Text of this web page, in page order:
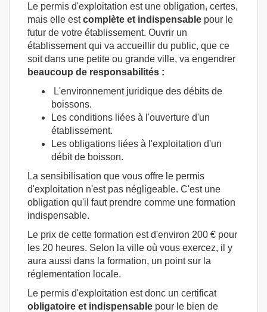
Le permis d'exploitation est une obligation, certes,
mais elle estcomplète et indispensable pour le
futur de votre établissement. Ouvrir un
établissement qui va accueillir du public, que ce
soit dans une petite ou grande ville, va engendrer
beaucoup de responsabilités :
L'environnement juridique des débits de
boissons.
Les conditions liées à l'ouverture d'un
établissement.
Les obligations liées à l'exploitation d'un
débit de boisson.
La sensibilisation que vous offre le permis
d'exploitation n'est pas négligeable. C'est une
obligation qu'il faut prendre comme une formation
indispensable.
Le prix de cette formation est d'environ 200 € pour
les 20 heures. Selon la ville où vous exercez, il y
aura aussi dans la formation, un point sur la
réglementation locale.
Le permis d'exploitation est donc un certificat
obligatoire et indispensable pour le bien de